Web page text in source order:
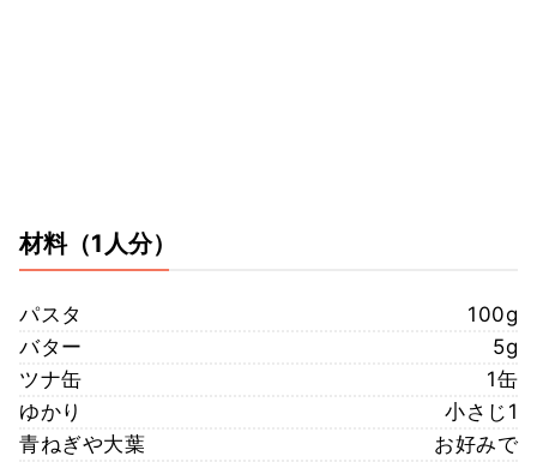
材料（1人分）
パスタ
100g
バター
5g
ツナ缶
1缶
ゆかり
小さじ1
青ねぎや大葉
お好みで